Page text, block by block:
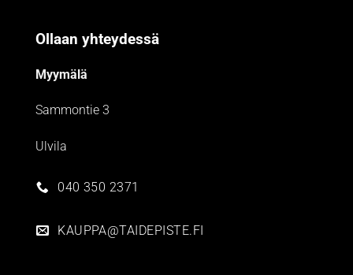
Ollaan yhteydessä
Myymälä
Sammontie 3
Ulvila
040 350 2371
KAUPPA@TAIDEPISTE.FI